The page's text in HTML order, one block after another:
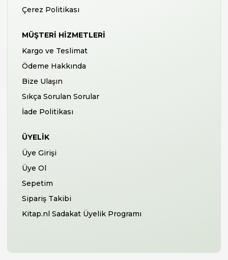
Çerez Politikası
MÜŞTERI HIZMETLERI
Kargo ve Teslimat
Ödeme Hakkında
Bize Ulaşın
Sıkça Sorulan Sorular
İade Politikası
ÜYELIK
Üye Girişi
Üye Ol
Sepetim
Sipariş Takibi
Kitap.nl Sadakat Üyelik Programı